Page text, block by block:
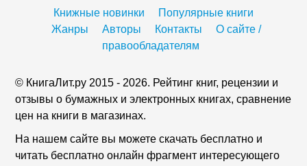
Книжные новинки
Популярные книги
Жанры
Авторы Контакты
О сайте /
правообладателям
© КнигаЛит.ру 2015 - 2026. Рейтинг книг, рецензии и
отзывы о бумажных и электронных книгах, сравнение
цен на книги в магазинах.
На нашем сайте вы можете скачать бесплатно и
читать бесплатно онлайн фрагмент интересующего